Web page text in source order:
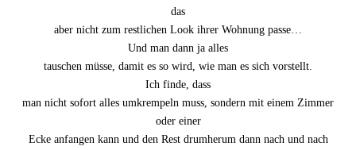
das
aber nicht zum restlichen Look ihrer Wohnung passe…
Und man dann ja alles
tauschen müsse, damit es so wird, wie man es sich vorstellt.
Ich finde, dass
man nicht sofort alles umkrempeln muss, sondern mit einem Zimmer
oder einer
Ecke anfangen kann und den Rest drumherum dann nach und nach